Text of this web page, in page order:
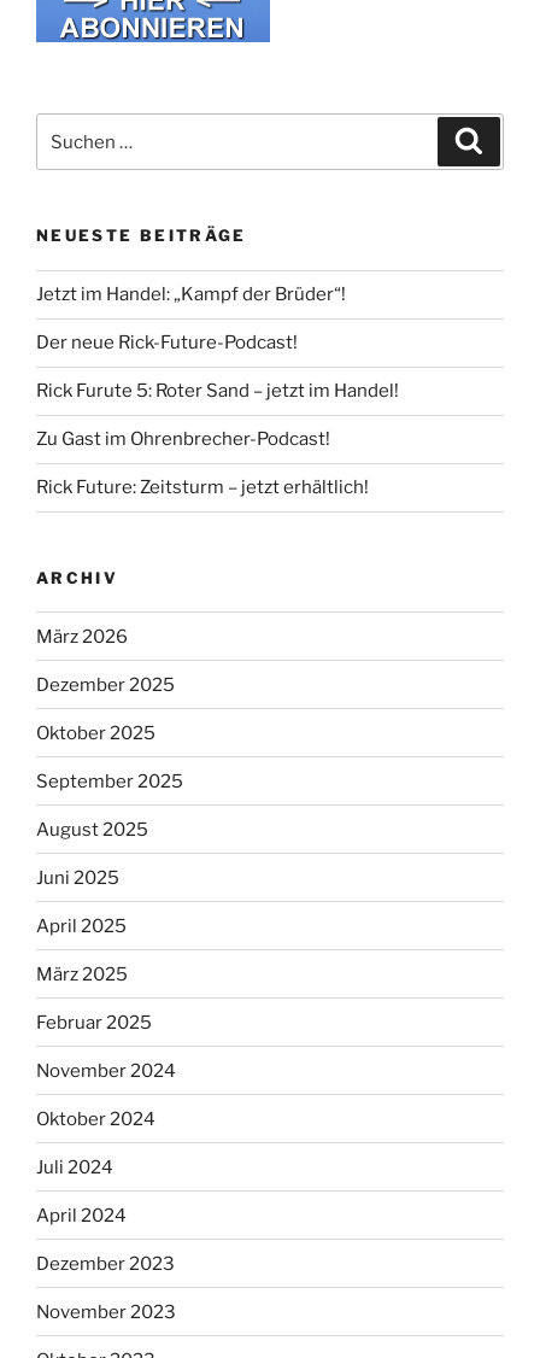
nach:
NEUESTE BEITRÄGE
Jetzt im Handel: „Kampf der Brüder“!
Der neue Rick-Future-Podcast!
Rick Furute 5: Roter Sand – jetzt im Handel!
Zu Gast im Ohrenbrecher-Podcast!
Rick Future: Zeitsturm – jetzt erhältlich!
ARCHIV
März 2026
Dezember 2025
Oktober 2025
September 2025
August 2025
Juni 2025
April 2025
März 2025
Februar 2025
November 2024
Oktober 2024
Juli 2024
April 2024
Dezember 2023
November 2023